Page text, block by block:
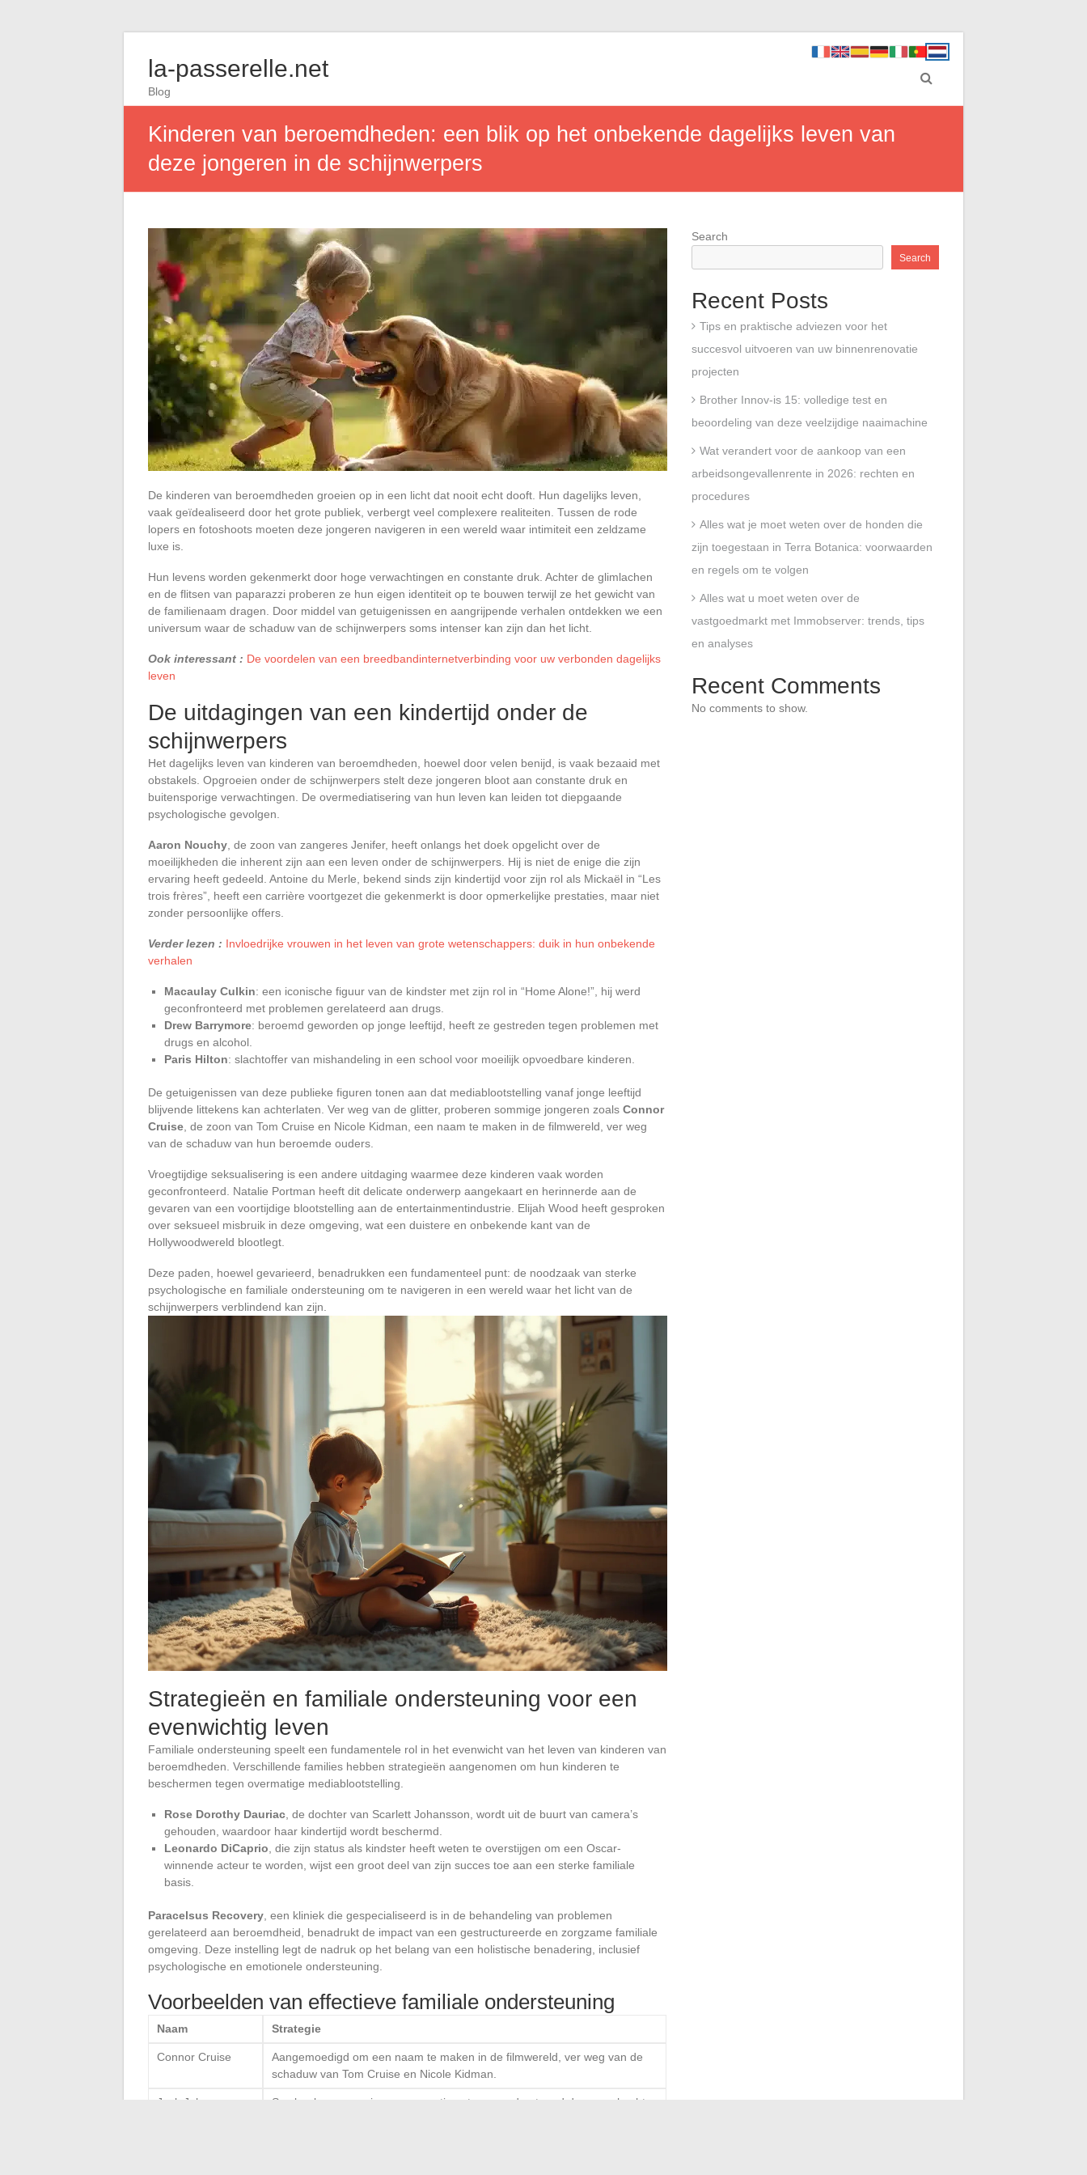
la-passerelle.net
Blog
Kinderen van beroemdheden: een blik op het onbekende dagelijks leven van
deze jongeren in de schijnwerpers
De kinderen van beroemdheden groeien op in een licht dat nooit echt dooft. Hun dagelijks leven,
vaak geïdealiseerd door het grote publiek, verbergt veel complexere realiteiten. Tussen de rode
lopers en fotoshoots moeten deze jongeren navigeren in een wereld waar intimiteit een zeldzame
luxe is.
Hun levens worden gekenmerkt door hoge verwachtingen en constante druk. Achter de glimlachen
en de flitsen van paparazzi proberen ze hun eigen identiteit op te bouwen terwijl ze het gewicht van
de familienaam dragen. Door middel van getuigenissen en aangrijpende verhalen ontdekken we een
universum waar de schaduw van de schijnwerpers soms intenser kan zijn dan het licht.
Ook interessant : De voordelen van een breedbandinternetverbinding voor uw verbonden dagelijks
leven
De uitdagingen van een kindertijd onder de
schijnwerpers
Het dagelijks leven van kinderen van beroemdheden, hoewel door velen benijd, is vaak bezaaid met
obstakels. Opgroeien onder de schijnwerpers stelt deze jongeren bloot aan constante druk en
buitensporige verwachtingen. De overmediatisering van hun leven kan leiden tot diepgaande
psychologische gevolgen.
Aaron Nouchy , de zoon van zangeres Jenifer, heeft onlangs het doek opgelicht over de
moeilijkheden die inherent zijn aan een leven onder de schijnwerpers. Hij is niet de enige die zijn
ervaring heeft gedeeld. Antoine du Merle, bekend sinds zijn kindertijd voor zijn rol als Mickaël in “Les
trois frères”, heeft een carrière voortgezet die gekenmerkt is door opmerkelijke prestaties, maar niet
zonder persoonlijke offers.
Verder lezen : Invloedrijke vrouwen in het leven van grote wetenschappers: duik in hun onbekende
verhalen
Macaulay Culkin: een iconische figuur van de kindster met zijn rol in “Home Alone!”, hij werd
geconfronteerd met problemen gerelateerd aan drugs.
Drew Barrymore: beroemd geworden op jonge leeftijd, heeft ze gestreden tegen problemen met
drugs en alcohol.
Paris Hilton: slachtoffer van mishandeling in een school voor moeilijk opvoedbare kinderen.
De getuigenissen van deze publieke figuren tonen aan dat mediablootstelling vanaf jonge leeftijd
blijvende littekens kan achterlaten. Ver weg van de glitter, proberen sommige jongeren zoals Connor
Cruise , de zoon van Tom Cruise en Nicole Kidman, een naam te maken in de filmwereld, ver weg
van de schaduw van hun beroemde ouders.
Vroegtijdige seksualisering is een andere uitdaging waarmee deze kinderen vaak worden
geconfronteerd. Natalie Portman heeft dit delicate onderwerp aangekaart en herinnerde aan de
gevaren van een voortijdige blootstelling aan de entertainmentindustrie. Elijah Wood heeft gesproken
over seksueel misbruik in deze omgeving, wat een duistere en onbekende kant van de
Hollywoodwereld blootlegt.
Deze paden, hoewel gevarieerd, benadrukken een fundamenteel punt: de noodzaak van sterke
psychologische en familiale ondersteuning om te navigeren in een wereld waar het licht van de
schijnwerpers verblindend kan zijn.
Strategieën en familiale ondersteuning voor een
evenwichtig leven
Familiale ondersteuning speelt een fundamentele rol in het evenwicht van het leven van kinderen van
beroemdheden. Verschillende families hebben strategieën aangenomen om hun kinderen te
beschermen tegen overmatige mediablootstelling.
Rose Dorothy Dauriac , de dochter van Scarlett Johansson, wordt uit de buurt van camera’s
gehouden, waardoor haar kindertijd wordt beschermd.
Leonardo DiCaprio , die zijn status als kindster heeft weten te overstijgen om een Oscar-
winnende acteur te worden, wijst een groot deel van zijn succes toe aan een sterke familiale
basis.
Paracelsus Recovery , een kliniek die gespecialiseerd is in de behandeling van problemen
gerelateerd aan beroemdheid, benadrukt de impact van een gestructureerde en zorgzame familiale
omgeving. Deze instelling legt de nadruk op het belang van een holistische benadering, inclusief
psychologische en emotionele ondersteuning.
Voorbeelden van effectieve familiale ondersteuning
Naam Strategie
Connor Cruise
Aangemoedigd om een naam te maken in de filmwereld, ver weg van de
schaduw van Tom Cruise en Nicole Kidman.
Jack John
Symbool van een nieuwe generatie acteurs, ondersteund door een hechte
Search
Search
Recent Posts
Tips en praktische adviezen voor het
succesvol uitvoeren van uw binnenrenovatie
projecten
Brother Innov-is 15: volledige test en
beoordeling van deze veelzijdige naaimachine
Wat verandert voor de aankoop van een
arbeidsongevallenrente in 2026: rechten en
procedures
Alles wat je moet weten over de honden die
zijn toegestaan in Terra Botanica: voorwaarden
en regels om te volgen
Alles wat u moet weten over de
vastgoedmarkt met Immobserver: trends, tips
en analyses
Recent Comments
No comments to show.